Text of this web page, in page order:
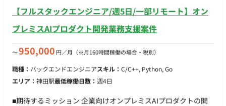
【フルスタックエンジニア/週5日/一部リモート】オン
プレミスAIプロダクト開発業務支援案件
〜950,000 円／月 （※月160時間稼働の場合・税別）
職種： バックエンドエンジニアスキル： C/C++, Python, Go
エリア： 神田駅最低稼働日数： 週4日
■期待するミッション 企業向けオンプレミスAIプロダクトの開